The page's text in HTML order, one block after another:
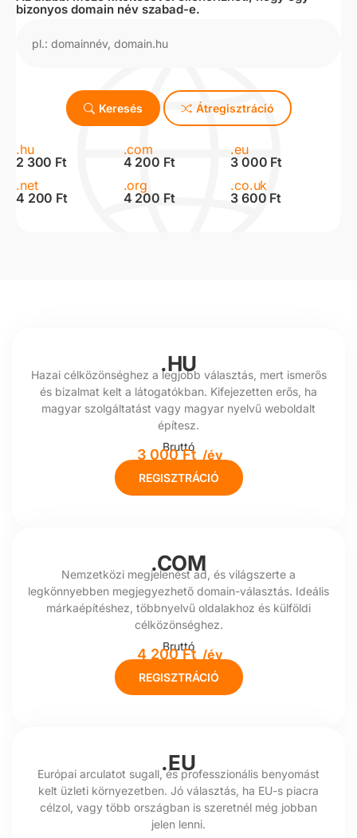
bizonyos domain név szabad-e.
Keresés Átregisztráció
.hu
2 300 Ft
.com
4 200 Ft
.eu
3 000 Ft
.net
4 200 Ft
.org
4 200 Ft
.co.uk
3 600 Ft
.HU
Hazai célközönséghez a legjobb választás, mert ismerős
és bizalmat kelt a látogatókban. Kifejezetten erős, ha
magyar szolgáltatást vagy magyar nyelvű weboldalt
építesz.
Bruttó
3 000 Ft /év
REGISZTRÁCIÓ
.COM
Nemzetközi megjelenést ad, és világszerte a
legkönnyebben megjegyezhető domain-választás. Ideális
márkaépítéshez, többnyelvű oldalakhoz és külföldi
célközönséghez.
Bruttó
4 200 Ft /év
REGISZTRÁCIÓ
.EU
Európai arculatot sugall, és professzionális benyomást
kelt üzleti környezetben. Jó választás, ha EU-s piacra
célzol, vagy több országban is szeretnél még jobban
jelen lenni.